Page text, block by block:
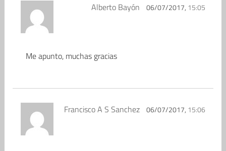
Alberto Bayón 06/07/2017, 15:05
Me apunto, muchas gracias
Francisco A S Sanchez 06/07/2017, 15:06